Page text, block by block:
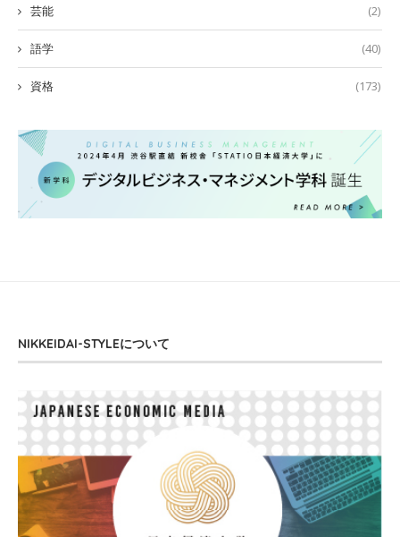
芸能 (2)
語学 (40)
資格 (173)
NIKKEIDAI-STYLEについて